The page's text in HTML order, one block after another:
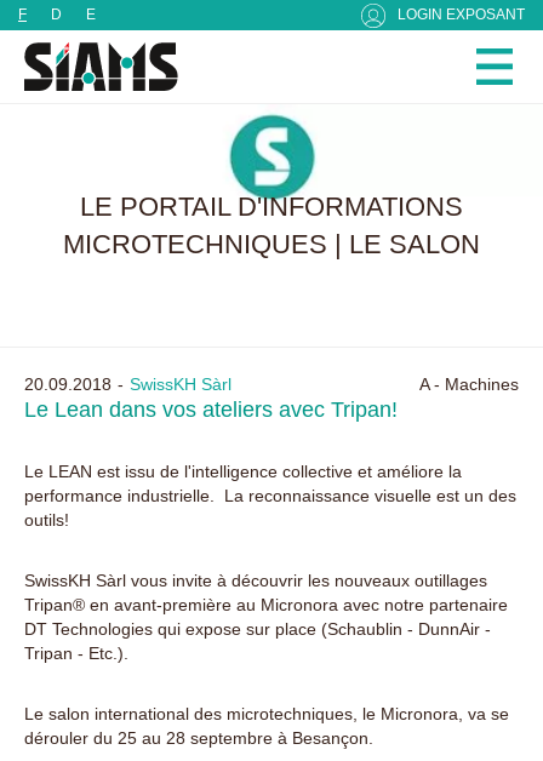
F D E LOGIN EXPOSANT
LE PORTAIL D'INFORMATIONS
MICROTECHNIQUES | LE SALON
20.09.2018 SwissKH Sàrl A - Machines
Le Lean dans vos ateliers avec Tripan!
Le LEAN est issu de l'intelligence collective et améliore la
performance industrielle. La reconnaissance visuelle est un des
outils!
SwissKH Sàrl vous invite à découvrir les nouveaux outillages
Tripan® en avant-première au Micronora avec notre partenaire
DT Technologies qui expose sur place (Schaublin - DunnAir -
Tripan - Etc.).
Le salon international des microtechniques, le Micronora, va se
dérouler du 25 au 28 septembre à Besançon.
Panneau de gestion des cookies